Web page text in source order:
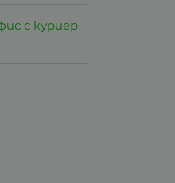
с куриер